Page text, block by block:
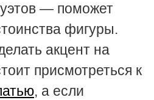
— поможет
фигуры.
акцент на
присмотреться к
, а если